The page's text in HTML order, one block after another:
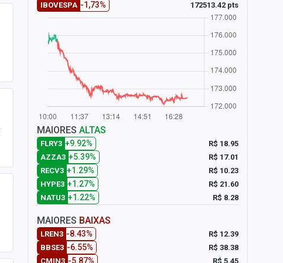
IBOVESPA -1,73% 172513.42 pts
MAIORES ALTAS
FLRY3 +9.92%
R$ 18.95
AZZA3 +5.39%
R$ 17.01
RECV3 +1.29%
R$ 10.23
HYPE3 +1.27%
R$ 21.60
NATU3 +1.22% R$ 8.28
MAIORES BAIXAS
LREN3 -8.43%
R$ 12.39
BBSE3 -6.55%
R$ 38.38
CMIN3 -5.87% R$ 5.45